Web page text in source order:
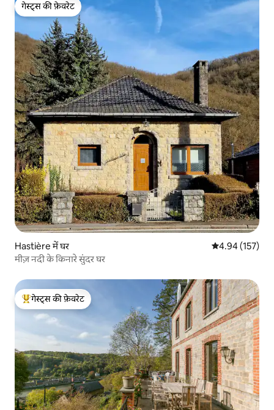
गेस्ट्स की फ़ेवरेट
गेस्ट्स की फ़ेवरेट
Hastière में घर औसत रेटिंग 5 में से
4.94 (157)
मीज़ नदी के किनारे सुंदर घर
गेस्ट्स का टॉप फ़ेवरेट
गेस्ट्स की फ़ेवरेट